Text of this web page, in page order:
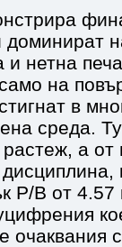
нетна
на
в
среда.
растеж, а
P/B от 4.57
очаквания